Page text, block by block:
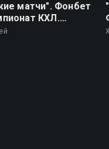
матчи". Фонбет
КХЛ.
-